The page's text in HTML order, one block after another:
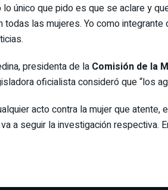
lo único que pido es que se aclare y
todas las mujeres. Yo como
presidenta de la Comisión de la
oficialista consideró que “los
acto contra la mujer que
a seguir la investigación respectiva.